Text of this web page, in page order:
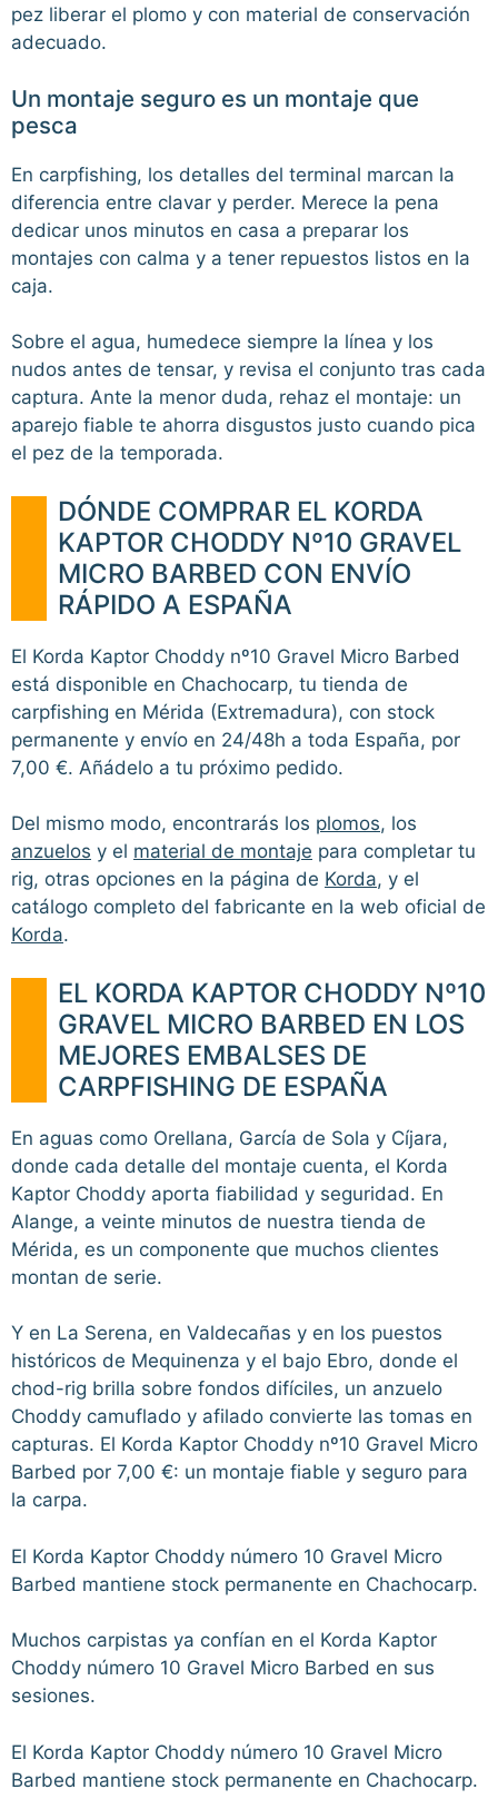
pez liberar el plomo y con material de conservación
adecuado.
Un montaje seguro es un montaje que
pesca
En carpfishing, los detalles del terminal marcan la
diferencia entre clavar y perder. Merece la pena
dedicar unos minutos en casa a preparar los
montajes con calma y a tener repuestos listos en la
caja.
Sobre el agua, humedece siempre la línea y los
nudos antes de tensar, y revisa el conjunto tras cada
captura. Ante la menor duda, rehaz el montaje: un
aparejo fiable te ahorra disgustos justo cuando pica
el pez de la temporada.
DÓNDE COMPRAR EL KORDA
KAPTOR CHODDY Nº10 GRAVEL
MICRO BARBED CON ENVÍO
RÁPIDO A ESPAÑA
El Korda Kaptor Choddy nº10 Gravel Micro Barbed
está disponible en Chachocarp, tu tienda de
carpfishing en Mérida (Extremadura), con stock
permanente y envío en 24/48h a toda España, por
7,00 €. Añádelo a tu próximo pedido.
Del mismo modo, encontrarás los plomos, los
anzuelos y el material de montaje para completar tu
rig, otras opciones en la página de Korda, y el
catálogo completo del fabricante en la web oficial de
Korda.
EL KORDA KAPTOR CHODDY Nº10
GRAVEL MICRO BARBED EN LOS
MEJORES EMBALSES DE
CARPFISHING DE ESPAÑA
En aguas como Orellana, García de Sola y Cíjara,
donde cada detalle del montaje cuenta, el Korda
Kaptor Choddy aporta fiabilidad y seguridad. En
Alange, a veinte minutos de nuestra tienda de
Mérida, es un componente que muchos clientes
montan de serie.
Y en La Serena, en Valdecañas y en los puestos
históricos de Mequinenza y el bajo Ebro, donde el
chod-rig brilla sobre fondos difíciles, un anzuelo
Choddy camuflado y afilado convierte las tomas en
capturas. El Korda Kaptor Choddy nº10 Gravel Micro
Barbed por 7,00 €: un montaje fiable y seguro para
la carpa.
El Korda Kaptor Choddy número 10 Gravel Micro
Barbed mantiene stock permanente en Chachocarp.
Muchos carpistas ya confían en el Korda Kaptor
Choddy número 10 Gravel Micro Barbed en sus
sesiones.
El Korda Kaptor Choddy número 10 Gravel Micro
Barbed mantiene stock permanente en Chachocarp.